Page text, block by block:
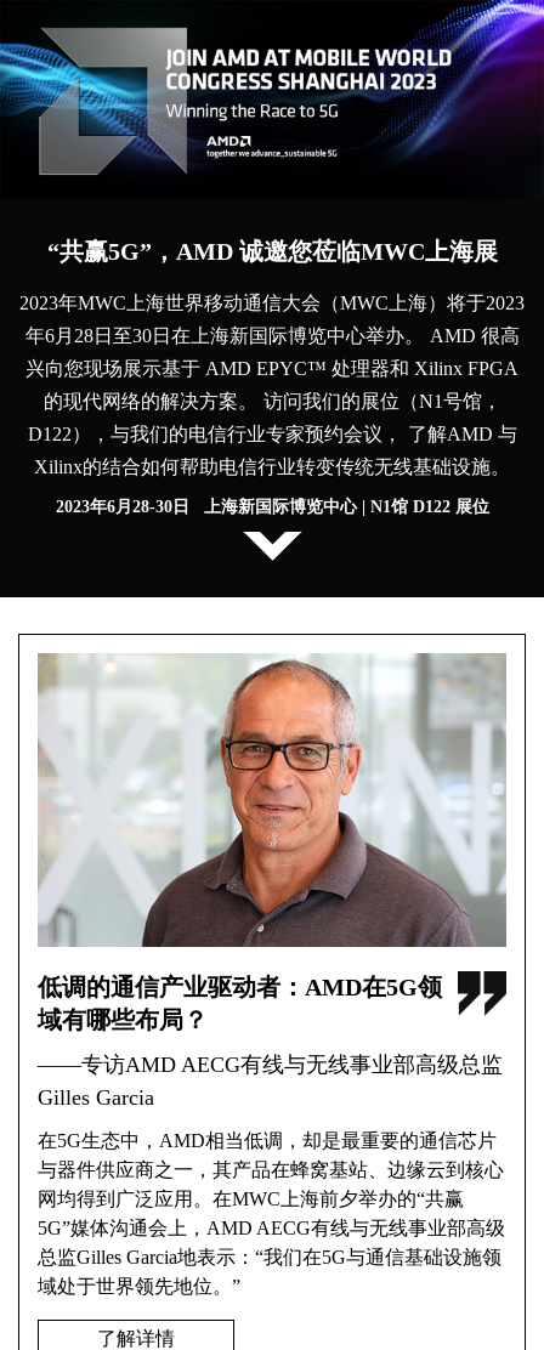
“共赢5G”，AMD 诚邀您莅临MWC上海展
2023年MWC上海世界移动通信大会（MWC上海）将于2023
年6月28日至30日在上海新国际博览中心举办。
AMD 很高
兴向您现场展示基于 AMD EPYC™ 处理器和 Xilinx FPGA
的现代网络的解决方案。
访问我们的展位（N1号馆，
D122），与我们的电信行业专家预约会议，
了解AMD 与
Xilinx的结合如何帮助电信行业转变传统无线基础设施。
2023年6月28-30日 上海新国际博览中心 | N1馆 D122 展位
低调的通信产业驱动者：AMD在5G领
域有哪些布局？
——专访AMD AECG有线与无线事业部高级总监
Gilles Garcia
在5G生态中，AMD相当低调，却是最重要的通信芯片
与器件供应商之一，其产品在蜂窝基站、边缘云到核心
网均得到广泛应用。在MWC上海前夕举办的“共赢
5G”媒体沟通会上，AMD AECG有线与无线事业部高级
总监Gilles Garcia地表示：“我们在5G与通信基础设施领
域处于世界领先地位。”
了解详情